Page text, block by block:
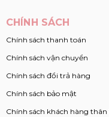
CHÍNH SÁCH
Chính sách thanh toán
Chính sách vận chuyển
Chính sách đổi trả hàng
Chính sách bảo mật
Chính sách khách hàng